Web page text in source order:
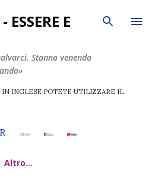
contenuti principali
ESSERE E
Stanno venendo
IN INGLESE POTETE UTILIZZARE IL
Altro…